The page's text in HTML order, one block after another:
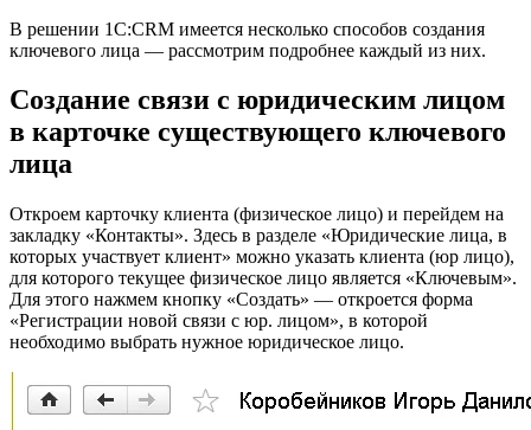
В решении 1С:CRM имеется несколько способов создания
ключевого лица — рассмотрим подробнее каждый из них.
Создание связи с юридическим лицом
в карточке существующего ключевого
лица
Откроем карточку клиента (физическое лицо) и перейдем на
закладку «Контакты». Здесь в разделе «Юридические лица, в
которых участвует клиент» можно указать клиента (юр лицо),
для которого текущее физическое лицо является «Ключевым».
Для этого нажмем кнопку «Создать» — откроется форма
«Регистрации новой связи с юр. лицом», в которой
необходимо выбрать нужное юридическое лицо.